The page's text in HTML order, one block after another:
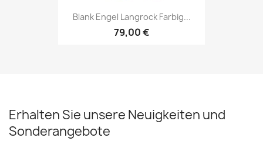
Blank Engel Langrock Farbig...
79,00 €
Erhalten Sie unsere Neuigkeiten und
Sonderangebote